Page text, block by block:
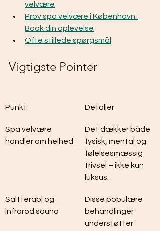
velvære
Prøv spa velvære i København:
Book din oplevelse
Ofte stillede spørgsmål
Vigtigste Pointer
Punkt Detaljer
Spa velvære
handler om helhed
Det dækker både
fysisk, mental og
følelsesmæssig
trivsel – ikke kun
luksus.
Saltterapi og
infrarød sauna
Disse populære
behandlinger
understøtter